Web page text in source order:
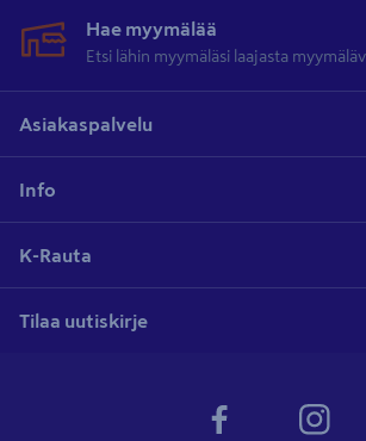
Hae myymälää
Etsi lähin myymäläsi laajasta
Asiakaspalvelu
Info
K-Rauta
Tilaa uutiskirje